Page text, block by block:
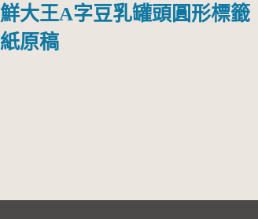
鮮大王A字豆乳罐頭圓形標籤
紙原稿